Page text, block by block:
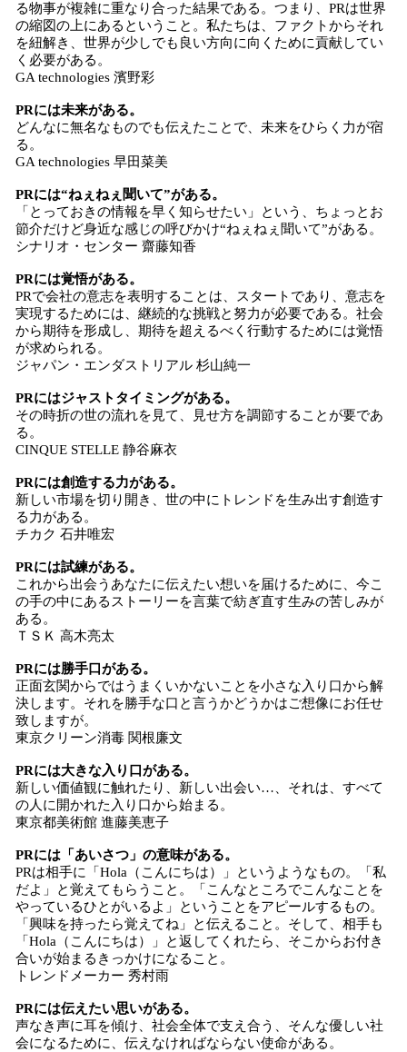
る物事が複雑に重なり合った結果である。つまり、PRは世界
の縮図の上にあるということ。私たちは、ファクトからそれ
を紐解き、世界が少しでも良い方向に向くために貢献してい
く必要がある。
GA technologies 濱野彩
PRには未来がある。
どんなに無名なものでも伝えたことで、未来をひらく力が宿
る。
GA technologies 早田菜美
PRには“ねぇねぇ聞いて”がある。
「とっておきの情報を早く知らせたい」という、ちょっとお
節介だけど身近な感じの呼びかけ“ねぇねぇ聞いて”がある。
シナリオ・センター 齋藤知香
PRには覚悟がある。
PRで会社の意志を表明することは、スタートであり、意志を
実現するためには、継続的な挑戦と努力が必要である。社会
から期待を形成し、期待を超えるべく行動するためには覚悟
が求められる。
ジャパン・エンダストリアル 杉山純一
PRにはジャストタイミングがある。
その時折の世の流れを見て、見せ方を調節することが要であ
る。
CINQUE STELLE 静谷麻衣
PRには創造する力がある。
新しい市場を切り開き、世の中にトレンドを生み出す創造す
る力がある。
チカク 石井唯宏
PRには試練がある。
これから出会うあなたに伝えたい想いを届けるために、今こ
の手の中にあるストーリーを言葉で紡ぎ直す生みの苦しみが
ある。
ＴＳＫ 高木亮太
PRには勝手口がある。
正面玄関からではうまくいかないことを小さな入り口から解
決します。それを勝手な口と言うかどうかはご想像にお任せ
致しますが。
東京クリーン消毒 関根廉文
PRには大きな入り口がある。
新しい価値観に触れたり、新しい出会い…、それは、すべて
の人に開かれた入り口から始まる。
東京都美術館 進藤美恵子
PRには「あいさつ」の意味がある。
PRは相手に「Hola（こんにちは）」というようなもの。「私
だよ」と覚えてもらうこと。「こんなところでこんなことを
やっているひとがいるよ」ということをアピールするもの。
「興味を持ったら覚えてね」と伝えること。そして、相手も
「Hola（こんにちは）」と返してくれたら、そこからお付き
合いが始まるきっかけになること。
トレンドメーカー 秀村雨
PRには伝えたい思いがある。
声なき声に耳を傾け、社会全体で支え合う、そんな優しい社
会になるために、伝えなければならない使命がある。